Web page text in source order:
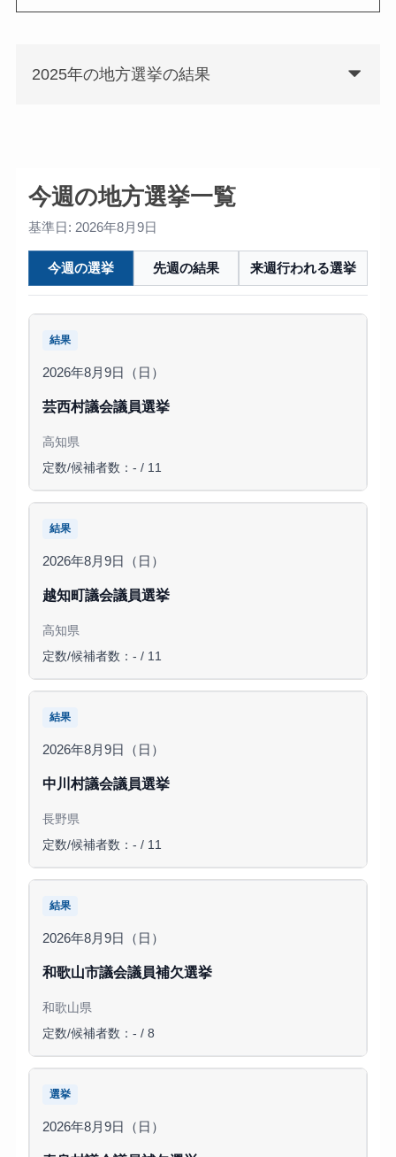
2025年の地方選挙の結果
今週の地方選挙一覧
基準日: 2026年8月9日
今週の選挙 先週の結果 来週行われる選挙
結果
2026年8月9日（日）
芸西村議会議員選挙
高知県
定数/候補者数：- / 11
結果
2026年8月9日（日）
越知町議会議員選挙
高知県
定数/候補者数：- / 11
結果
2026年8月9日（日）
中川村議会議員選挙
長野県
定数/候補者数：- / 11
結果
2026年8月9日（日）
和歌山市議会議員補欠選挙
和歌山県
定数/候補者数：- / 8
選挙
2026年8月9日（日）